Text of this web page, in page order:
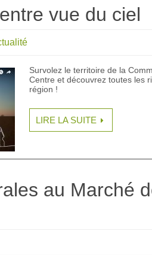
vue du ciel
Survolez le territoire de la
Centre et découvrez toutes les
région !
LIRE LA SUITE
au Marché